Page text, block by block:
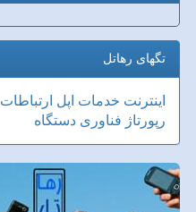
تگهای رهاتل
اینترنت خدمات اپل
رپورتاژ فناوری دستگاه